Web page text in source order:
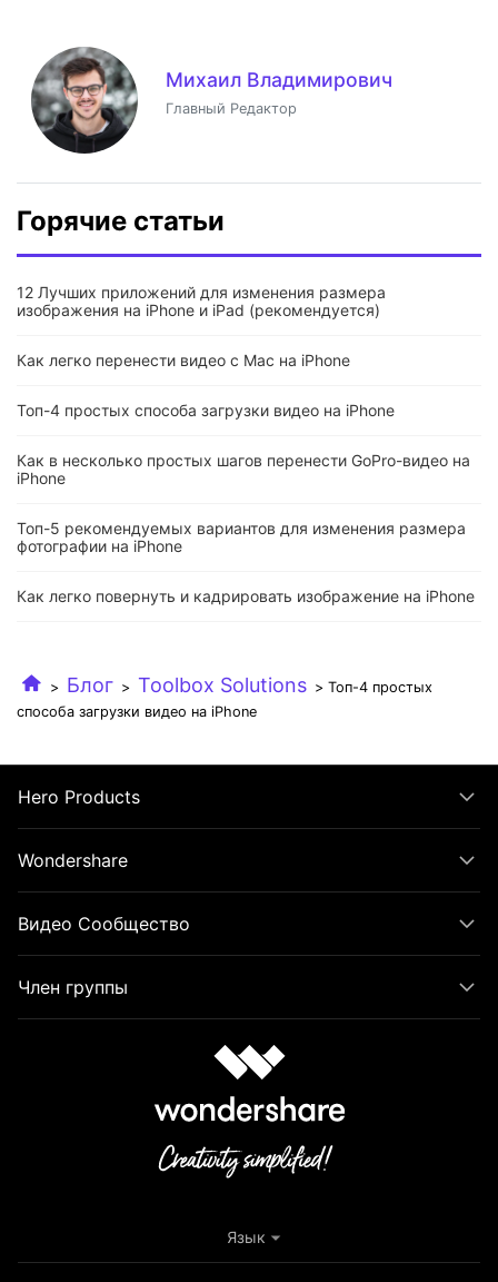
Михаил Владимирович
Главный Редактор
Горячие статьи
12 Лучших приложений для изменения размера
изображения на iPhone и iPad (рекомендуется)
Как легко перенести видео с Mac на iPhone
Топ-4 простых способа загрузки видео на iPhone
Как в несколько простых шагов перенести GoPro-видео на
iPhone
Топ-5 рекомендуемых вариантов для изменения размера
фотографии на iPhone
Как легко повернуть и кадрировать изображение на iPhone
> Блог > Toolbox Solutions > Топ-4 простых
способа загрузки видео на iPhone
Hero Products
Wondershare
Видео Сообщество
Член группы
Язык